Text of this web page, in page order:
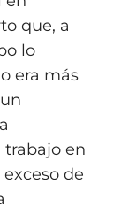
que, a
lo
era más
trabajo en
de